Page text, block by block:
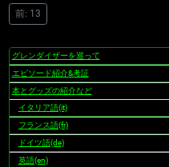
前: 13
ナ
ビ
ゲ
シ
ョ
ン
グレンダイザーを巡って
エピソード紹介&考証
本とグッズの紹介など
イタリア語(it)
フランス語(fr)
ドイツ語(de)
英語(en)